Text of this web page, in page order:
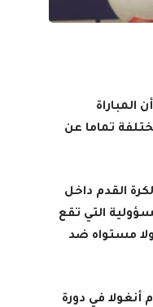
المباراة
ضد أنغولا، ستكون مختلفة تماما عن
القدم داخل
حجم المسؤولية التي تقع
مستواه ضد
أنغولا في دورة